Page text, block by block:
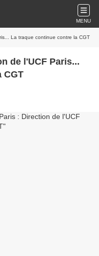
MENU
La traque continue contre la CGT
de l'UCF Paris...
CGT